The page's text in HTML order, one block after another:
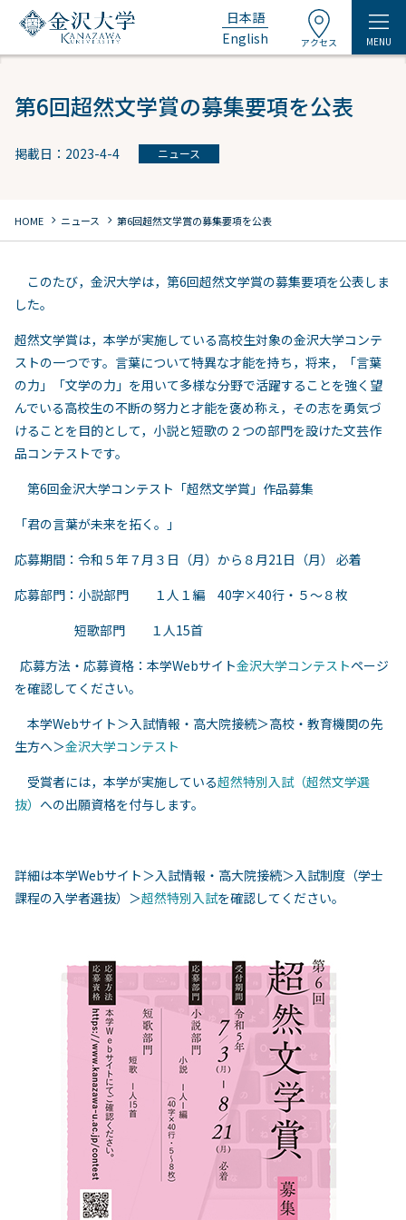
日本語
English
アクセス MENU
第6回超然文学賞の募集要項を公表
掲載日：2023-4-4 ニュース
HOME chevron_right ニュース chevron_right 第6回超然文学賞の募集要項を公表
このたび，金沢大学は，第6回超然文学賞の募集要項を公表しま
した。
超然文学賞は，本学が実施している高校生対象の金沢大学コンテ
ストの一つです。言葉について特異な才能を持ち，将来，「言葉
の力」「文学の力」を用いて多様な分野で活躍することを強く望
んでいる高校生の不断の努力と才能を褒め称え，その志を勇気づ
けることを目的として，小説と短歌の２つの部門を設けた文芸作
品コンテストです。
第6回金沢大学コンテスト「超然文学賞」作品募集
「君の言葉が未来を拓く。」
応募期間：令和５年７月３日（月）から８月21日（月） 必着
応募部門：小説部門 １人１編 40字×40行・５～８枚
短歌部門 １人15首
応募方法・応募資格：本学Webサイト金沢大学コンテストページ
を確認してください。
本学Webサイト＞入試情報・高大院接続＞高校・教育機関の先
生方へ＞金沢大学コンテスト
受賞者には，本学が実施している超然特別入試（超然文学選
抜） への出願資格を付与します。
詳細は本学Webサイト＞入試情報・高大院接続＞入試制度（学士
課程の入学者選抜）＞超然特別入試を確認してください。